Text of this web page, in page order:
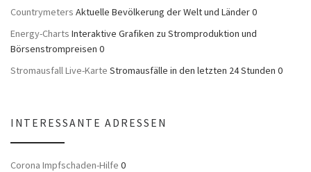
Countrymeters Aktuelle Bevölkerung der Welt und Länder 0
Energy-Charts Interaktive Grafiken zu Stromproduktion und
Börsenstrompreisen 0
Stromausfall Live-Karte Stromausfälle in den letzten 24 Stunden 0
INTERESSANTE ADRESSEN
Corona Impfschaden-Hilfe 0